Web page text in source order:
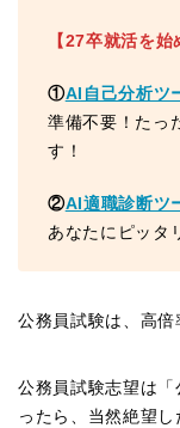
【27卒就活を
①AI自己分析ツ
準備不要！たっ
す！
②AI適職診断ツ
あなたにピッタ
公務員試験は、高倍
公務員試験志望は
ったら、当然絶望し